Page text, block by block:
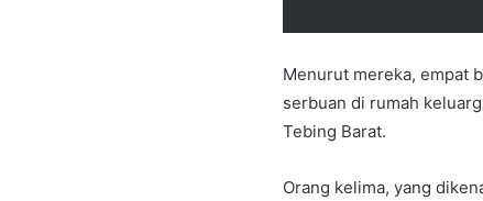
Menurut mereka, empat
serbuan di rumah
Tebing Barat.
Orang kelima, yang